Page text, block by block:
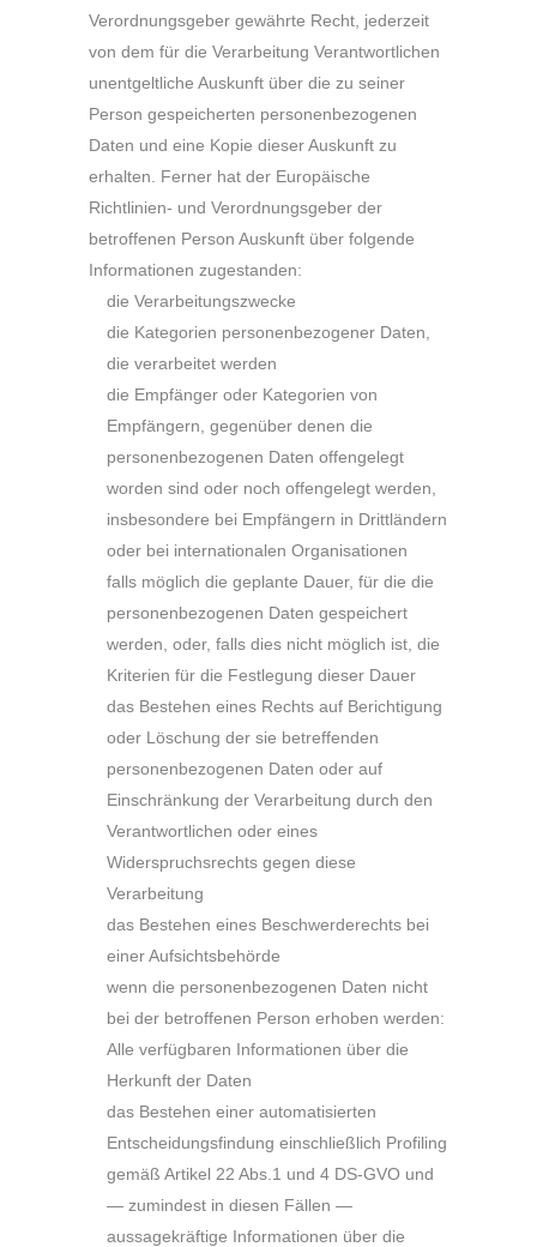
Verordnungsgeber gewährte Recht, jederzeit
von dem für die Verarbeitung Verantwortlichen
unentgeltliche Auskunft über die zu seiner
Person gespeicherten personenbezogenen
Daten und eine Kopie dieser Auskunft zu
erhalten. Ferner hat der Europäische
Richtlinien- und Verordnungsgeber der
betroffenen Person Auskunft über folgende
Informationen zugestanden:
die Verarbeitungszwecke
die Kategorien personenbezogener Daten,
die verarbeitet werden
die Empfänger oder Kategorien von
Empfängern, gegenüber denen die
personenbezogenen Daten offengelegt
worden sind oder noch offengelegt werden,
insbesondere bei Empfängern in Drittländern
oder bei internationalen Organisationen
falls möglich die geplante Dauer, für die die
personenbezogenen Daten gespeichert
werden, oder, falls dies nicht möglich ist, die
Kriterien für die Festlegung dieser Dauer
das Bestehen eines Rechts auf Berichtigung
oder Löschung der sie betreffenden
personenbezogenen Daten oder auf
Einschränkung der Verarbeitung durch den
Verantwortlichen oder eines
Widerspruchsrechts gegen diese
Verarbeitung
das Bestehen eines Beschwerderechts bei
einer Aufsichtsbehörde
wenn die personenbezogenen Daten nicht
bei der betroffenen Person erhoben werden:
Alle verfügbaren Informationen über die
Herkunft der Daten
das Bestehen einer automatisierten
Entscheidungsfindung einschließlich Profiling
gemäß Artikel 22 Abs.1 und 4 DS-GVO und
— zumindest in diesen Fällen —
aussagekräftige Informationen über die